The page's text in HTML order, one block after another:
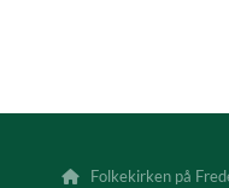
Folkekirken på